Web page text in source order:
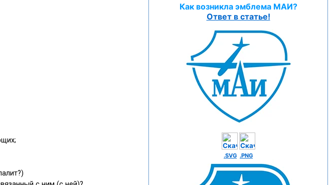
Как возникла эмблема МАИ?
Ответ в статье!
.SVG .PNG